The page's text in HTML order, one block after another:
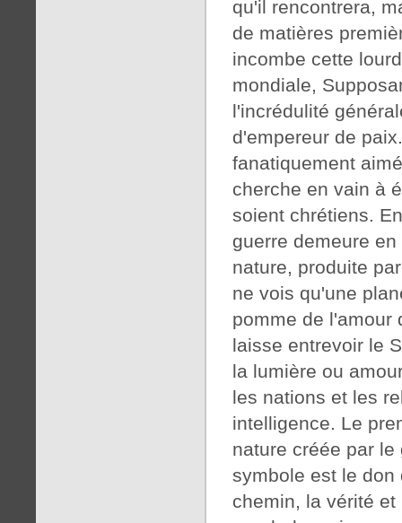
qu'il rencontrera,
de matières
incombe cette
mondiale,
l'incrédulité
d'empereur de
fanatiquement
cherche en vain à
soient chrétiens.
guerre demeure
nature, produite
ne vois qu'une
pomme de l'amour
laisse entrevoir le
la lumière ou
les nations et les
intelligence. Le
nature créée par
symbole est le don
chemin, la vérité